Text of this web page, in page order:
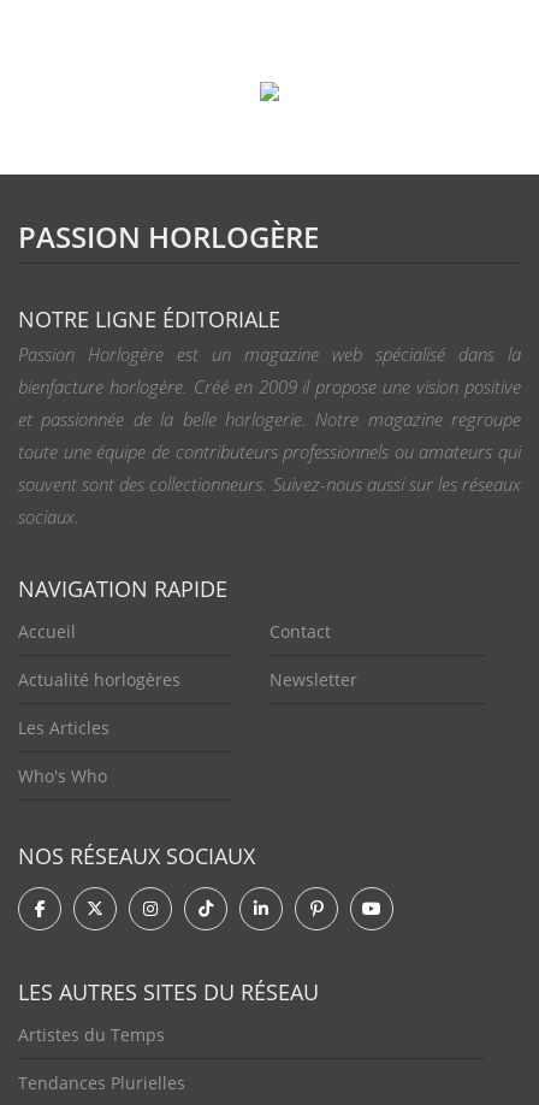
PASSION HORLOGÈRE
NOTRE LIGNE ÉDITORIALE
Passion Horlogère est un magazine web spécialisé dans la
bienfacture horlogère. Créé en 2009 il propose une vision positive
et passionnée de la belle horlogerie. Notre magazine regroupe
toute une équipe de contributeurs professionnels ou amateurs qui
souvent sont des collectionneurs. Suivez-nous aussi sur les réseaux
sociaux.
NAVIGATION RAPIDE
Accueil
Actualité horlogères
Les Articles
Who's Who
Contact
Newsletter
NOS RÉSEAUX SOCIAUX
LES AUTRES SITES DU RÉSEAU
Artistes du Temps
Tendances Plurielles